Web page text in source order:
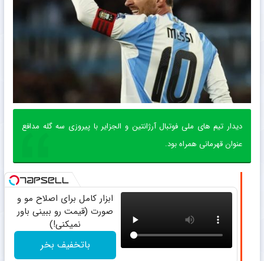
دیدار تیم های ملی فوتبال آرژانتین و الجزایر با پیروزی سه گله مدافع
عنوان قهرمانی همراه بود.
ابزار کامل برای اصلاح مو و
صورت (قیمت رو ببینی باور
نمیکنی!)
باتخفیف بخر